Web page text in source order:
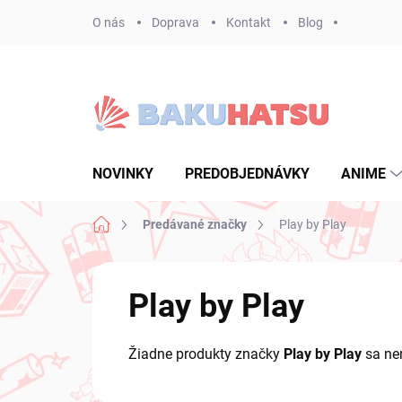
O nás Doprava Kontakt Blog
NOVINKY PREDOBJEDNÁVKY ANIME
DomovPredávané značky Play by Play
Play by Play
Žiadne produkty značky Play by Play sa